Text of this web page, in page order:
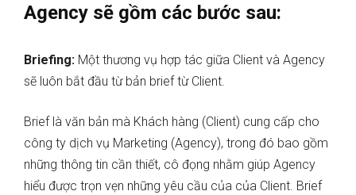
Agency sẽ gồm các bước sau:
Briefing: Một thương vụ hợp tác giữa Client và Agency
sẽ luôn bắt đầu từ bản brief từ Client.
Brief là văn bản mà Khách hàng (Client) cung cấp cho
công ty dịch vụ Marketing (Agency), trong đó bao gồm
những thông tin cần thiết, cô đọng nhằm giúp Agency
hiểu được trọn vẹn những yêu cầu của của Client. Brief